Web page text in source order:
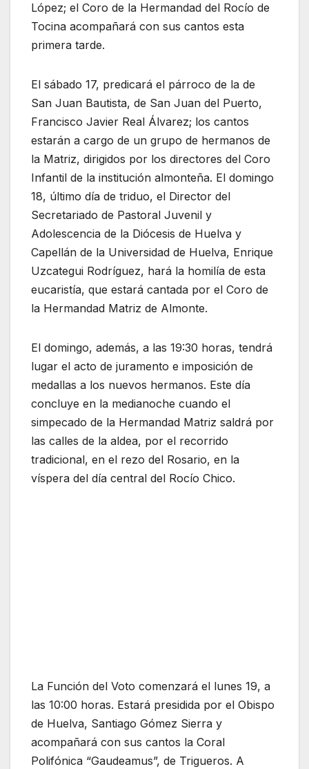
López; el Coro de la Hermandad del Rocío de
Tocina acompañará con sus cantos esta
primera tarde.
El sábado 17, predicará el párroco de la de
San Juan Bautista, de San Juan del Puerto,
Francisco Javier Real Álvarez; los cantos
estarán a cargo de un grupo de hermanos de
la Matriz, dirigidos por los directores del Coro
Infantil de la institución almonteña. El domingo
18, último día de triduo, el Director del
Secretariado de Pastoral Juvenil y
Adolescencia de la Diócesis de Huelva y
Capellán de la Universidad de Huelva, Enrique
Uzcategui Rodríguez, hará la homilía de esta
eucaristía, que estará cantada por el Coro de
la Hermandad Matriz de Almonte.
El domingo, además, a las 19:30 horas, tendrá
lugar el acto de juramento e imposición de
medallas a los nuevos hermanos. Este día
concluye en la medianoche cuando el
simpecado de la Hermandad Matriz saldrá por
las calles de la aldea, por el recorrido
tradicional, en el rezo del Rosario, en la
víspera del día central del Rocío Chico.
La Función del Voto comenzará el lunes 19, a
las 10:00 horas. Estará presidida por el Obispo
de Huelva, Santiago Gómez Sierra y
acompañará con sus cantos la Coral
Polifónica “Gaudeamus”, de Trigueros. A